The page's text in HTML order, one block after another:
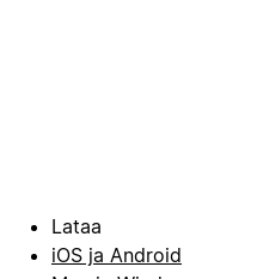
Lataa
iOS ja Android